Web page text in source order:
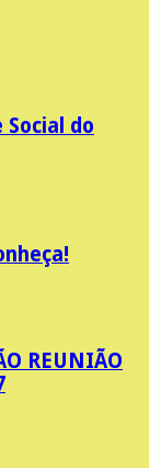
Social do
REUNIÃO